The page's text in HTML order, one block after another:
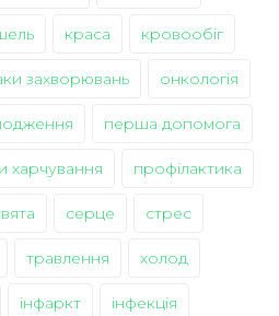
краса кровообіг
захворювань онкологія
перша допомога
харчування профілактика
серце стрес
травлення холод
інфаркт інфекція